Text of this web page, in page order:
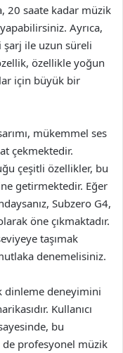
20 saate kadar müzik
Ayrıca,
şarj ile uzun süreli
özellikle yoğun
için büyük bir
mükemmel ses
çekmektedir.
çeşitli özellikler, bu
getirmektedir. Eğer
Subzero G4,
öne çıkmaktadır.
taşımak
denemelisiniz.
dinleme deneyimini
Kullanıcı
bu
profesyonel müzik